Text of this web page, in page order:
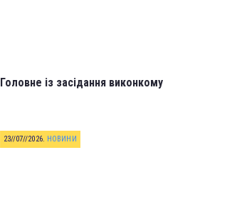
Головне із засідання виконкому
23//07//2026. НОВИНИ